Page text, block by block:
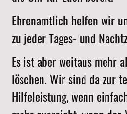
Ehrenamtlich helfen wir
zu jeder Tages- und
Es ist aber weitaus mehr
löschen. Wir sind da zur
Hilfeleistung, wenn